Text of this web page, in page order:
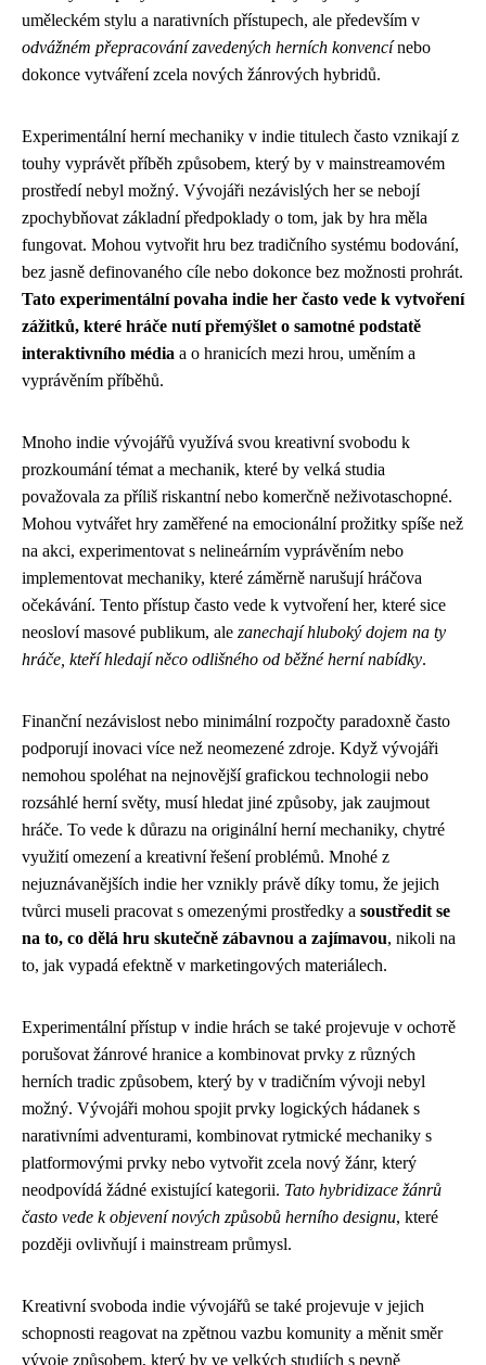
uměleckém stylu a narativních přístupech, ale především v
odvážném přepracování zavedených herních konvencínebo
dokonce vytváření zcela nových žánrových hybridů.
Experimentální herní mechaniky v indie titulech často vznikají z
touhy vyprávět příběh způsobem, který by v mainstreamovém
prostředí nebyl možný. Vývojáři nezávislých her se nebojí
zpochybňovat základní předpoklady o tom, jak by hra měla
fungovat. Mohou vytvořit hru bez tradičního systému bodování,
bez jasně definovaného cíle nebo dokonce bez možnosti prohrát.
Tato experimentální povaha indie her často vede k vytvoření
zážitků, které hráče nutí přemýšlet o samotné podstatě
interaktivního média a o hranicích mezi hrou, uměním a
vyprávěním příběhů.
Mnoho indie vývojářů využívá svou kreativní svobodu k
prozkoumání témat a mechanik, které by velká studia
považovala za příliš riskantní nebo komerčně neživotaschopné.
Mohou vytvářet hry zaměřené na emocionální prožitky spíše než
na akci, experimentovat s nelineárním vyprávěním nebo
implementovat mechaniky, které záměrně narušují hráčova
očekávání. Tento přístup často vede k vytvoření her, které sice
neosloví masové publikum, ale zanechají hluboký dojem na ty
hráče, kteří hledají něco odlišného od běžné herní nabídky.
Finanční nezávislost nebo minimální rozpočty paradoxně často
podporují inovaci více než neomezené zdroje. Když vývojáři
nemohou spoléhat na nejnovější grafickou technologii nebo
rozsáhlé herní světy, musí hledat jiné způsoby, jak zaujmout
hráče. To vede k důrazu na originální herní mechaniky, chytré
využití omezení a kreativní řešení problémů. Mnohé z
nejuznávanějších indie her vznikly právě díky tomu, že jejich
tvůrci museli pracovat s omezenými prostředky a soustředit se
na to, co dělá hru skutečně zábavnou a zajímavou, nikoli na
to, jak vypadá efektně v marketingových materiálech.
Experimentální přístup v indie hrách se také projevuje v ochотě
porušovat žánrové hranice a kombinovat prvky z různých
herních tradic způsobem, který by v tradičním vývoji nebyl
možný. Vývojáři mohou spojit prvky logických hádanek s
narativními adventurami, kombinovat rytmické mechaniky s
platformovými prvky nebo vytvořit zcela nový žánr, který
neodpovídá žádné existující kategorii. Tato hybridizace žánrů
často vede k objevení nových způsobů herního designu, které
později ovlivňují i mainstream průmysl.
Kreativní svoboda indie vývojářů se také projevuje v jejich
schopnosti reagovat na zpětnou vazbu komunity a měnit směr
vývoje způsobem, který by ve velkých studiích s pevně